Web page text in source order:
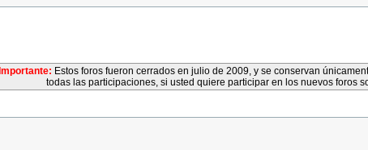
Importante: Estos foros fueron cerrados en julio de 2009, y se conservan
todas las participaciones, si usted quiere participar en los nuevos foros